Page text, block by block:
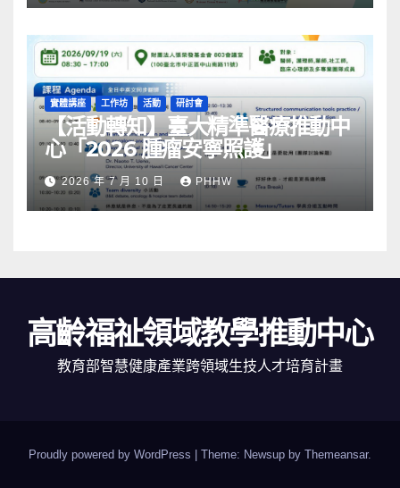
實體講座 工作坊 活動 研討會
【活動轉知】臺大精準醫療推動中
心「2026 腫瘤安寧照護」
2026 年 7 月 10 日 PHHW
高齡福祉領域教學推動中心
教育部智慧健康產業跨領域生技人才培育計畫
Proudly powered by WordPress Theme: Newsup by Themeansar.